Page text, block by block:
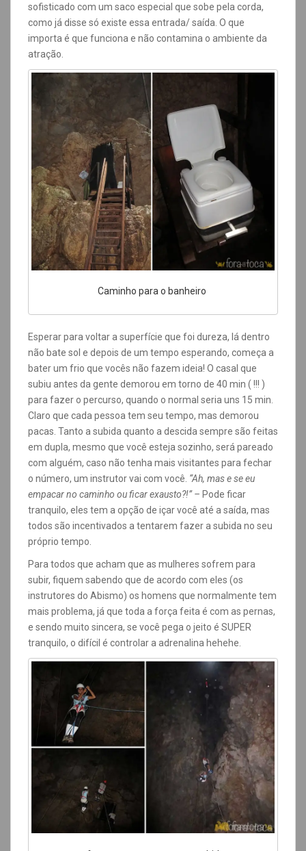
sofisticado com um saco especial que sobe pela corda,
como já disse só existe essa entrada/ saída. O que
importa é que funciona e não contamina o ambiente da
atração.
Caminho para o banheiro
Esperar para voltar a superfície que foi dureza, lá dentro
não bate sol e depois de um tempo esperando, começa a
bater um frio que vocês não fazem ideia! O casal que
subiu antes da gente demorou em torno de 40 min ( !!! )
para fazer o percurso, quando o normal seria uns 15 min.
Claro que cada pessoa tem seu tempo, mas demorou
pacas. Tanto a subida quanto a descida sempre são feitas
em dupla, mesmo que você esteja sozinho, será pareado
com alguém, caso não tenha mais visitantes para fechar
o número, um instrutor vai com você. “Ah, mas e se eu
empacar no caminho ou ficar exausto?!” – Pode ficar
tranquilo, eles tem a opção de içar você até a saída, mas
todos são incentivados a tentarem fazer a subida no seu
próprio tempo.
Para todos que acham que as mulheres sofrem para
subir, fiquem sabendo que de acordo com eles (os
instrutores do Abismo) os homens que normalmente tem
mais problema, já que toda a força feita é com as pernas,
e sendo muito sincera, se você pega o jeito é SUPER
tranquilo, o difícil é controlar a adrenalina hehehe.